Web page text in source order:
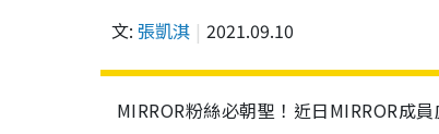
文: 張凱淇 2021.09.10
MIRROR粉絲必朝聖！近日MIRROR成